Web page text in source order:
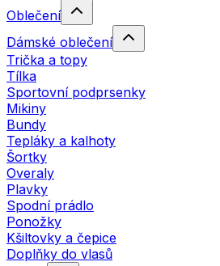
Oblečení
Dámské oblečení
Trička a topy
Tílka
Sportovní podprsenky
Mikiny
Bundy
Tepláky a kalhoty
Šortky
Overaly
Plavky
Spodní prádlo
Ponožky
Kšiltovky a čepice
Doplňky do vlasů